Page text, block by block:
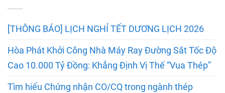
[THÔNG BÁO] LỊCH NGHỈ TẾT DƯƠNG LỊCH 2026
Hòa Phát Khởi Công Nhà Máy Ray Đường Sắt Tốc Độ
Cao 10.000 Tỷ Đồng: Khẳng Định Vị Thế “Vua Thép”
Tìm hiểu Chứng nhận CO/CQ trong ngành thép